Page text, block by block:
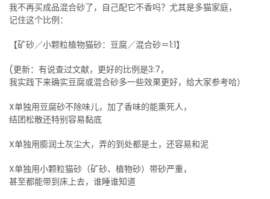
我不再买成品混合砂了，自己配它不香吗？尤其是多猫家庭，
记住这个比例：
【矿砂／小颗粒植物猫砂：豆腐／混合砂＝1:1】
(更新：有说查过文献，更好的比例是3:7，
我实践下来确实豆腐或混合砂多一些效果更好，给大家参考哈）
X单独用豆腐砂不除味儿，加了香味的能熏死人，
结团松散还特别容易黏底
X单独用膨润土灰尘大，弄的到处都是土，还容易和泥
X单独用小颗粒猫砂（矿砂、植物砂）带砂严重，
甚至都能带到床上去，谁睡谁知道